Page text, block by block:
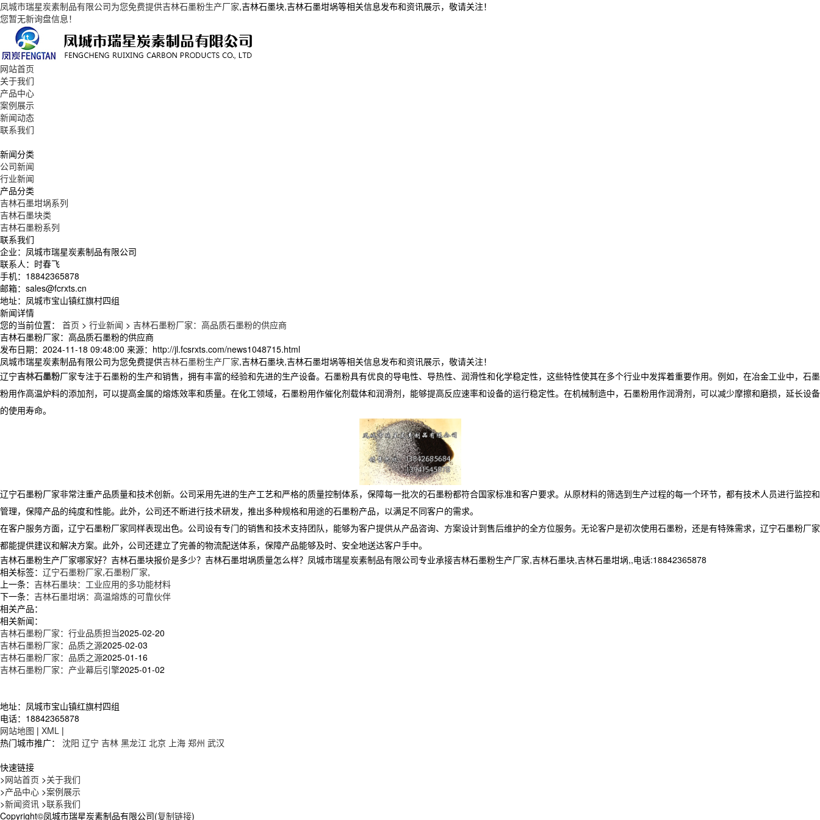
凤城市瑞星炭素制品有限公司为您免费提供吉林石墨粉生产厂家,吉林石墨块,吉林石墨坩埚等相关信息发布和资讯展示，敬请关注！
您暂无新询盘信息！
网站首页
关于我们
产品中心
案例展示
新闻动态
联系我们
新闻分类
公司新闻
行业新闻
产品分类
吉林石墨坩埚系列
吉林石墨块类
吉林石墨粉系列
联系我们
企业：凤城市瑞星炭素制品有限公司
联系人：时春飞
手机：18842365878
邮箱：sales@fcrxts.cn
地址：凤城市宝山镇红旗村四组
新闻详情
您的当前位置： 首页 > 行业新闻 > 吉林石墨粉厂家：高品质石墨粉的供应商
吉林石墨粉厂家：高品质石墨粉的供应商
发布日期： 2024-11-18 09:48:00 来源： http://jl.fcsrxts.com/news1048715.html
凤城市瑞星炭素制品有限公司为您免费提供吉林石墨粉生产厂家,吉林石墨块,吉林石墨坩埚等相关信息发布和资讯展示，敬请关注！
辽宁吉林石墨粉厂家专注于石墨粉的生产和销售，拥有丰富的经验和先进的生产设备。石墨粉具有优良的导电性、导热性、润滑性和化学稳定性，这些特性使其在多个行业中发挥着重要作用。例如，在冶金工业中，石墨
粉用作高温炉料的添加剂，可以提高金属的熔炼效率和质量。在化工领域，石墨粉用作催化剂载体和润滑剂，能够提高反应速率和设备的运行稳定性。在机械制造中，石墨粉用作润滑剂，可以减少摩擦和磨损，延长设备
的使用寿命。
辽宁石墨粉厂家非常注重产品质量和技术创新。公司采用先进的生产工艺和严格的质量控制体系，保障每一批次的石墨粉都符合国家标准和客户要求。从原材料的筛选到生产过程的每一个环节，都有技术人员进行监控和
管理，保障产品的纯度和性能。此外，公司还不断进行技术研发，推出多种规格和用途的石墨粉产品，以满足不同客户的需求。
在客户服务方面，辽宁石墨粉厂家同样表现出色。公司设有专门的销售和技术支持团队，能够为客户提供从产品咨询、方案设计到售后维护的全方位服务。无论客户是初次使用石墨粉，还是有特殊需求，辽宁石墨粉厂家
都能提供建议和解决方案。此外，公司还建立了完善的物流配送体系，保障产品能够及时、安全地送达客户手中。
吉林石墨粉生产厂家哪家好？吉林石墨块报价是多少？吉林石墨坩埚质量怎么样？凤城市瑞星炭素制品有限公司专业承接吉林石墨粉生产厂家,吉林石墨块,吉林石墨坩埚,,电话:18842365878
相关标签： 辽宁石墨粉厂家,石墨粉厂家,
上一条： 吉林石墨块：工业应用的多功能材料
下一条： 吉林石墨坩埚：高温熔炼的可靠伙伴
相关产品：
相关新闻：
吉林石墨粉厂家：行业品质担当2025-02-20
吉林石墨粉厂家：品质之源2025-02-03
吉林石墨粉厂家：品质之源2025-01-16
吉林石墨粉厂家：产业幕后引擎2025-01-02
地址：凤城市宝山镇红旗村四组
电话：18842365878
网站地图 | XML |
热门城市推广： 沈阳 辽宁 吉林 黑龙江 北京 上海 郑州 武汉
快速链接
>网站首页 >关于我们
>产品中心 >案例展示
>新闻资讯 >联系我们
Copyright©凤城市瑞星炭素制品有限公司(复制链接)